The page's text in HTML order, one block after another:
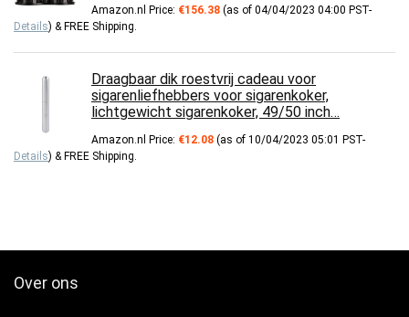
Amazon.nl Price: €156.38 (as of 04/04/2023 04:00 PST-
Details) & FREE Shipping.
Draagbaar dik roestvrij cadeau voor
sigarenliefhebbers voor sigarenkoker,
lichtgewicht sigarenkoker, 49/50 inch…
Amazon.nl Price: €12.08 (as of 10/04/2023 05:01 PST-
Details) & FREE Shipping.
Over ons